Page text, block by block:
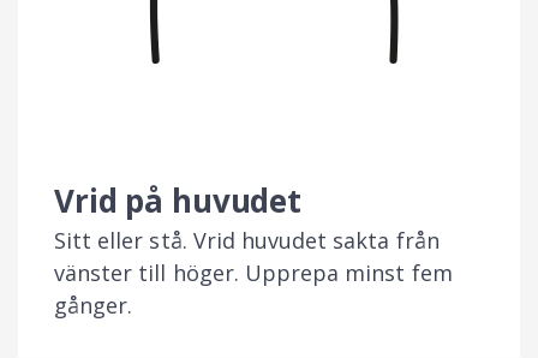
Vrid på huvudet
Sitt eller stå. Vrid huvudet sakta från
vänster till höger. Upprepa minst fem
gånger.